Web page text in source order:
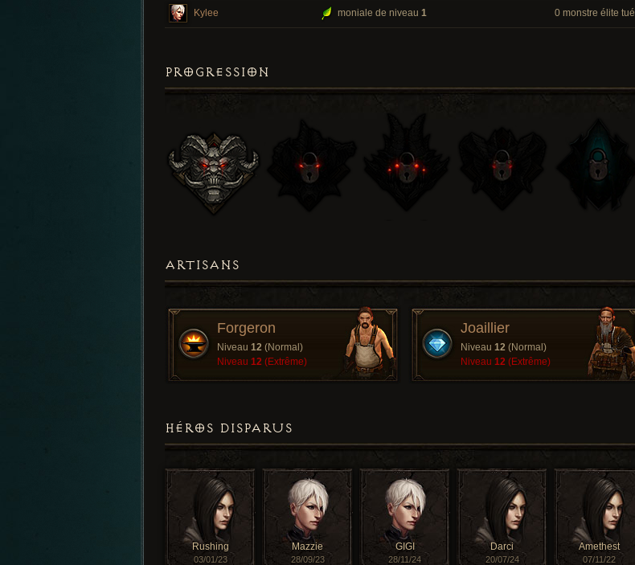
Kylee moniale de niveau 1 0 monstre élite tué
PROGRESSION
ARTISANS
Forgeron
Niveau 12 (Normal)
Niveau 12 (Extrême)
Joaillier
Niveau 12 (Normal)
Niveau 12 (Extrême)
HÉROS DISPARUS
Rushing
03/01/23
Mazzie
28/09/23
GIGI
28/11/24
Darci
20/07/24
Amethest
07/11/22